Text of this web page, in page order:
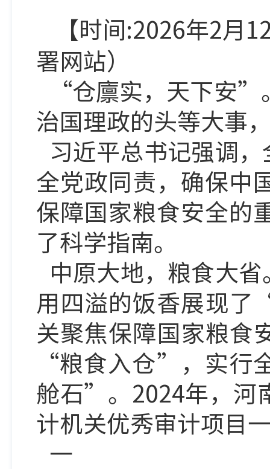
【时间:2026年2月
署网站）
“仓廪实，天下安”
治国理政的头等大事
习近平总书记强调
全党政同责，确保中
保障国家粮食安全的
了科学指南。
中原大地，粮食大
用四溢的饭香展现了
关聚焦保障国家粮
“粮食入仓”，实行
舱石”。2024年，河
计机关优秀审计项目
一